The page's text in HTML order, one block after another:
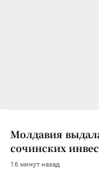
Молдавия
сочинских
16 минут назад